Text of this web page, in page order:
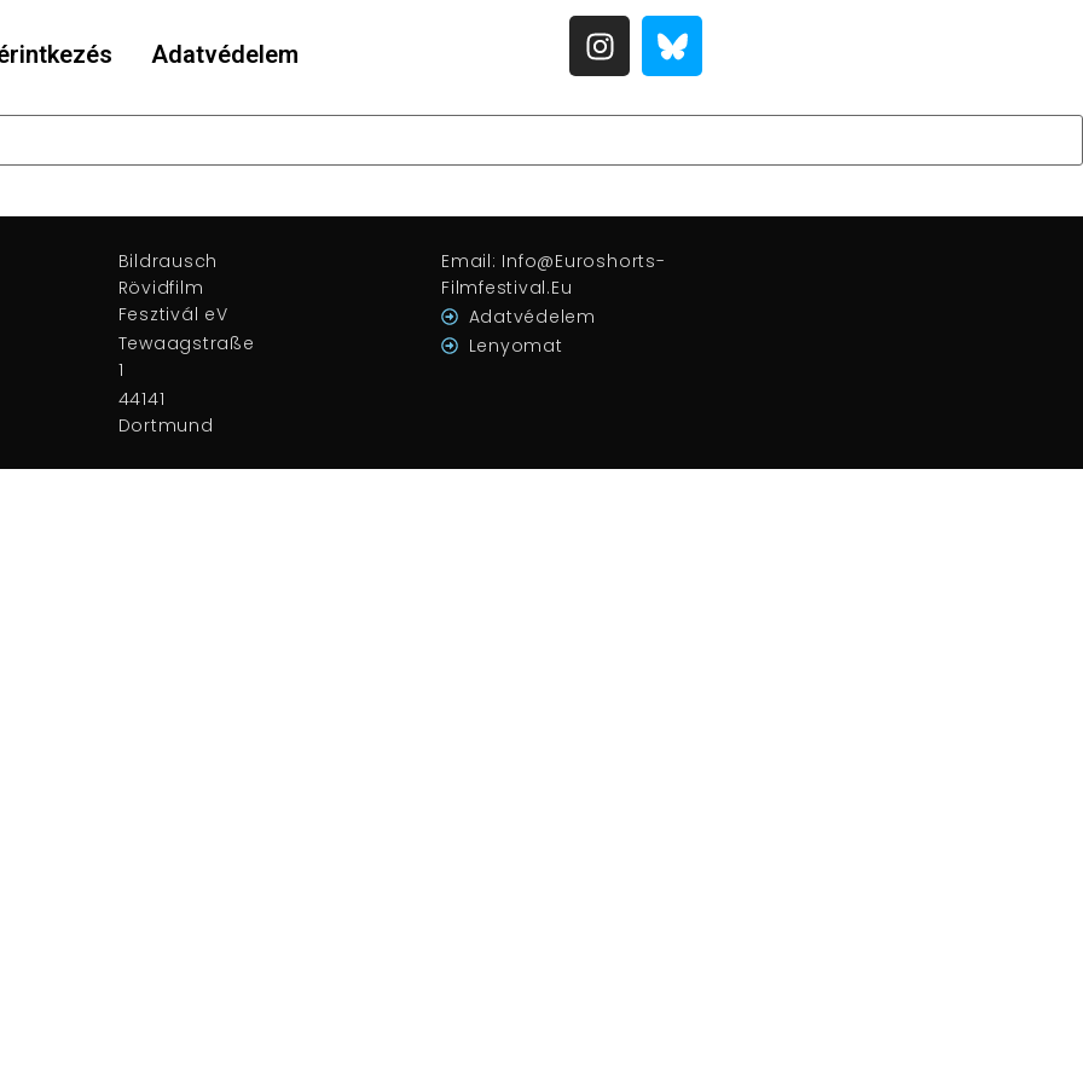
Adatvédelem
Kérjük, próbálja újra más kulcsszavakkal.
Bildrausch
Rövidfilm
Fesztivál eV
Tewaagstraße
1
44141
Dortmund
Email: Info@euroshorts-
Filmfestival.eu
Adatvédelem
Lenyomat